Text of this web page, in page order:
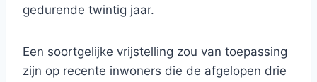
gedurende twintig jaar.
Een soortgelijke vrijstelling zou van toepassing
zijn op recente inwoners die de afgelopen drie